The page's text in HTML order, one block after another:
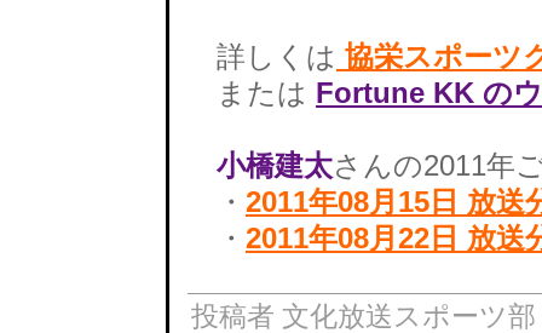
詳しくは 協栄スポーツ
または Fortune KK の
小橋建太さんの2011年
・ 2011年08月15日 放送
・ 2011年08月22日 放送
投稿者 文化放送スポーツ